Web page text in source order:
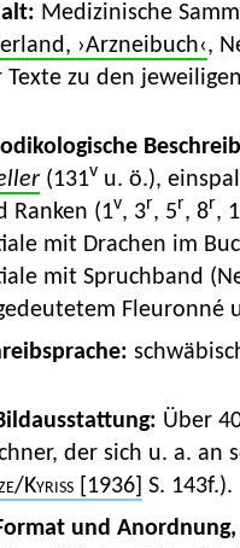
Medizinische
›Arzneibuch‹,
Texte zu den
(131v u. ö.),
Ranken (1v, 3r, 5r, 8r,
mit Drachen im
mit Spruchband
Fleuronné
Über
der sich u. a. an
/Kyriss[1936] S. 143f.).
und